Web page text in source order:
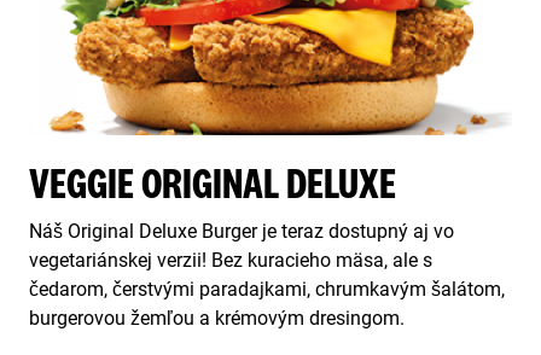
VEGGIE ORIGINAL DELUXE
Náš Original Deluxe Burger je teraz dostupný aj vo
vegetariánskej verzii! Bez kuracieho mäsa, ale s
čedarom, čerstvými paradajkami, chrumkavým šalátom,
burgerovou žemľou a krémovým dresingom.